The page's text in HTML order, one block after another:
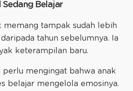
Sedang Belajar
memang tampak sudah lebih
daripada tahun sebelumnya. Ia
keterampilan baru.
perlu mengingat bahwa anak
belajar mengelola emosinya.